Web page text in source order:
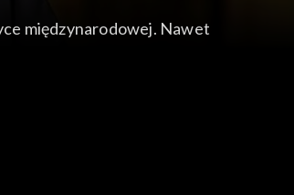
międzynarodowej. Nawet